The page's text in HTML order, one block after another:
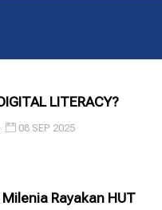
LITERACY?
08 SEP 2025
Rayakan HUT